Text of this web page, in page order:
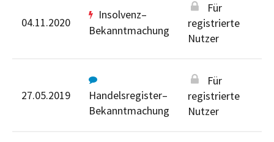
04.11.2020
Insolvenz–
Bekanntmachung
Für
registrierte
Nutzer
27.05.2019
Handelsregister–
Bekanntmachung
Für
registrierte
Nutzer